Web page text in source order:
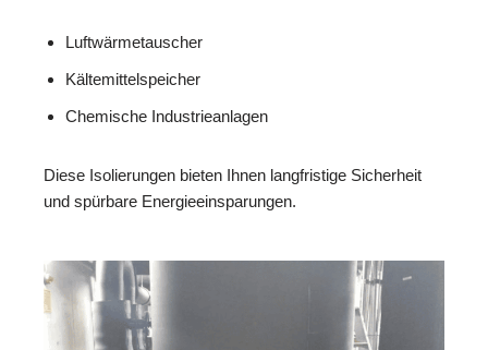
Luftwärmetauscher
Kältemittelspeicher
Chemische Industrieanlagen
Diese Isolierungen bieten Ihnen langfristige Sicherheit
und spürbare Energieeinsparungen.